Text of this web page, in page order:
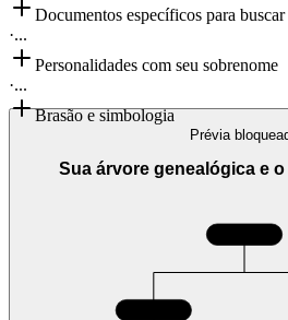
Documentos específicos para buscar
·...
Personalidades com seu sobrenome
·...
Brasão e simbologia
Prévia
Sua árvore genealógica e